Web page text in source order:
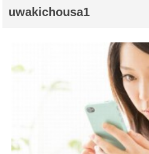
uwakichousa1